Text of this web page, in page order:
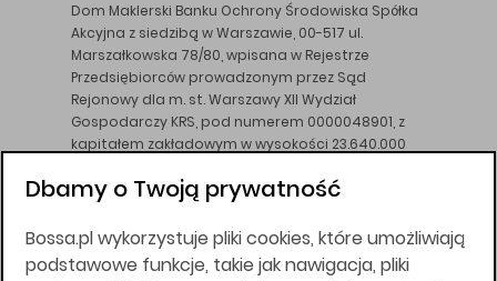
Dom Maklerski Banku Ochrony Środowiska Spółka
Akcyjna z siedzibą w Warszawie, 00-517 ul.
Marszałkowska 78/80, wpisana w Rejestrze
Przedsiębiorców prowadzonym przez Sąd
Rejonowy dla m. st. Warszawy XII Wydział
Gospodarczy KRS, pod numerem 0000048901, z
kapitałem zakładowym w wysokości 23.640.000
DM BOŚ działa na podstawie zezwolenia KNF z dnia
Wszelkie informacje na niniejszej stronie w tym
Dbamy o Twoją prywatność
Bossa.pl wykorzystuje pliki cookies, które umożliwiają
podstawowe funkcje, takie jak nawigacja, pliki